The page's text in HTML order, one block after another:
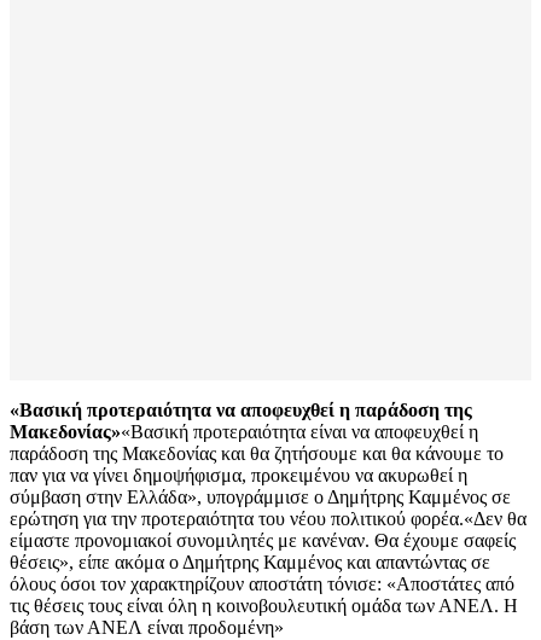
«Βασική προτεραιότητα να αποφευχθεί η παράδοση της
Μακεδονίας»«Βασική προτεραιότητα είναι να αποφευχθεί η
παράδοση της Μακεδονίας και θα ζητήσουμε και θα κάνουμε το
παν για να γίνει δημοψήφισμα, προκειμένου να ακυρωθεί η
σύμβαση στην Ελλάδα», υπογράμμισε ο Δημήτρης Καμμένος σε
ερώτηση για την προτεραιότητα του νέου πολιτικού φορέα.«Δεν θα
είμαστε προνομιακοί συνομιλητές με κανέναν. Θα έχουμε σαφείς
θέσεις», είπε ακόμα ο Δημήτρης Καμμένος και απαντώντας σε
όλους όσοι τον χαρακτηρίζουν αποστάτη τόνισε: «Αποστάτες από
τις θέσεις τους είναι όλη η κοινοβουλευτική ομάδα των ΑΝΕΛ. Η
βάση των ΑΝΕΛ είναι προδομένη»